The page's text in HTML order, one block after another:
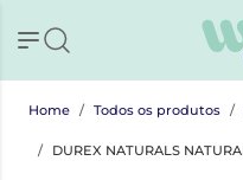
Home Todos os produtos
DUREX NATURALS